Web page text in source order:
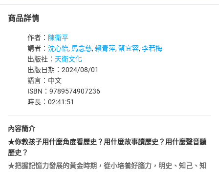
商品詳情
作者： 陳衛平
講者： 沈心怡, 馬念慈, 賴青萍, 蔡宜容, 李若梅
出版社： 天衛文化
出版日期：2024/08/01
語言：中文
ISBN：9789574907236
時長：02:41:51
內容簡介
★你教孩子用什麼角度看歷史？用什麼故事讀歷史？用什麼聲音聽
歷史？
★把握記憶力發展的黃金時期，從小培養好腦力，明史、知己、知